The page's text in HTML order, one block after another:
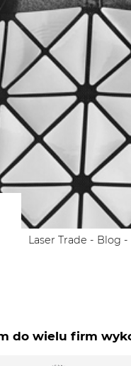
Laser Trade - Blog -